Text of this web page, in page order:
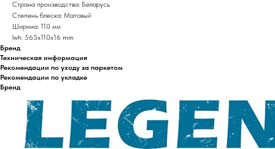
Страна производства: Беларусь
Степень блеска: Матовый
Ширина: 110 мм
lwh: 565x110x16 mm
Бренд
Техническая информация
Рекомендации по уходу за паркетом
Рекомендации по укладке
Бренд